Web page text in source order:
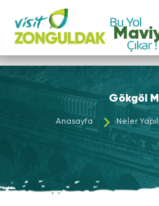
Gökgöl
Anasayfa Neler